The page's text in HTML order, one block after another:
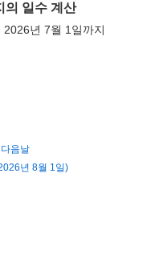
의 일수 계산
2026년 7월 1일까지
음날
년 8월 1일)